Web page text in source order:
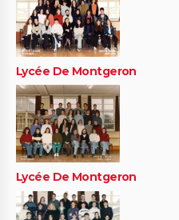
Lycée De Montgeron
Lycée De Montgeron